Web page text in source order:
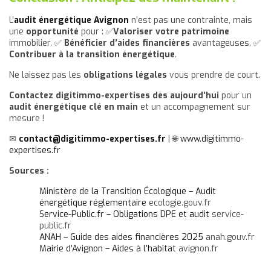
L’audit énergétique Avignon n’est pas une contrainte, mais
une opportunité pour : ✅Valoriser votre patrimoine
immobilier. ✅ Bénéficier d’aides financières avantageuses. ✅
Contribuer à la transition énergétique.
Ne laissez pas les obligations légales vous prendre de court.
Contactez digitimmo-expertises dès aujourd’hui pour un
audit énergétique clé en main et un accompagnement sur
mesure !
✉ contact@digitimmo-expertises.fr | 🌐www.digitimmo-
expertises.fr
Sources :
Ministère de la Transition Écologique – Audit
énergétique réglementaire ecologie.gouv.fr
Service-Public.fr – Obligations DPE et audit service-
public.fr
ANAH – Guide des aides financières 2025 anah.gouv.fr
Mairie d’Avignon – Aides à l’habitat avignon.fr